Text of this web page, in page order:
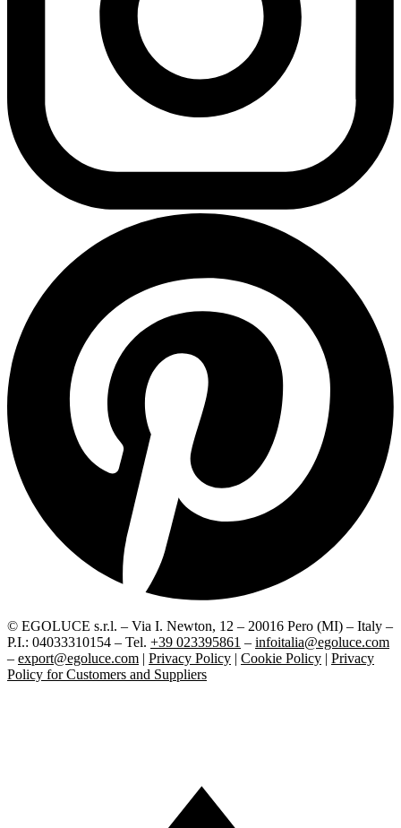
© EGOLUCE s.r.l. – Via I. Newton, 12 – 20016 Pero (MI) – Italy –
P.I.: 04033310154 – Tel. +39 023395861 – infoitalia@egoluce.com
– export@egoluce.com | Privacy Policy | Cookie Policy | Privacy
Policy for Customers and Suppliers